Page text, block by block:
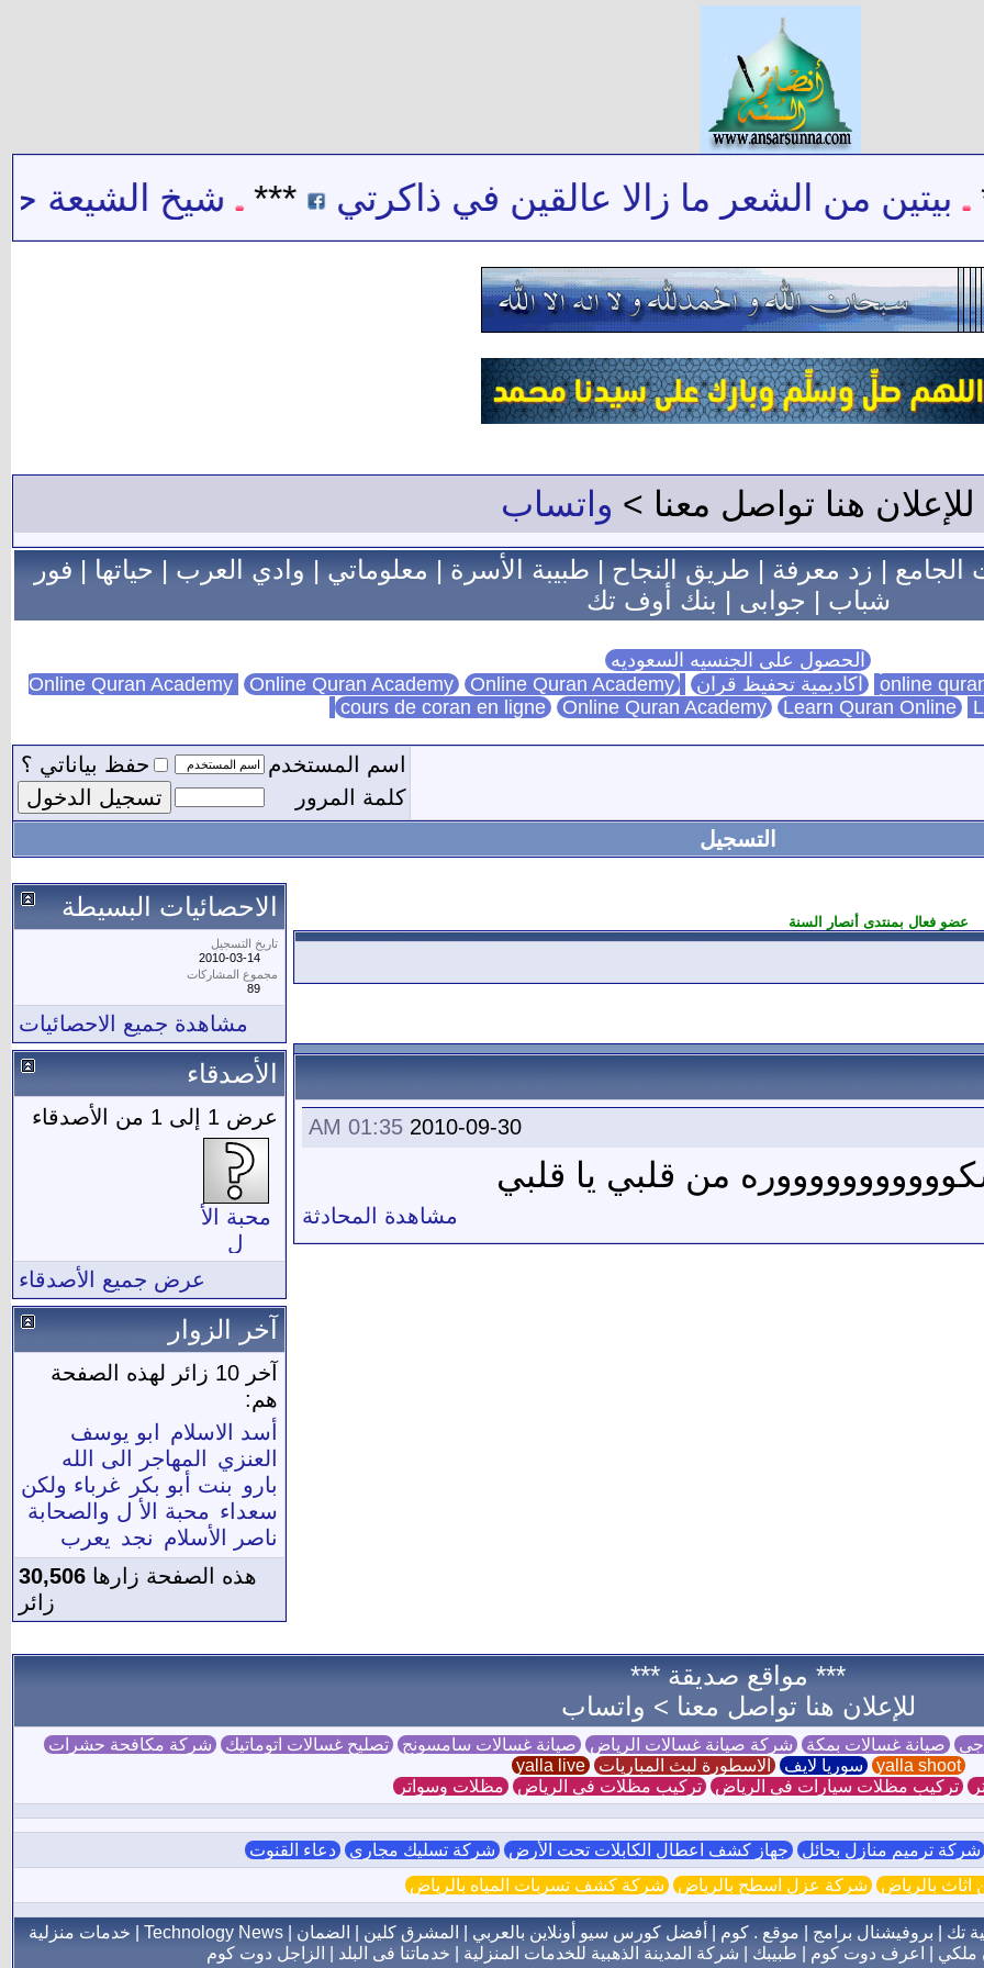
بيتين من الشعر ما زالا عالقين في ذاكرتي *** شيخ الشيعة
للإعلان هنا تواصل معنا > واتساب
الجامع|زد معرفة|طريق النجاح|طبيبة الأسرة|معلوماتي|وادي العرب|حياتها|فور
شباب | جوابى | بنك أوف تك
الحصول على الجنسيه السعوديه
اكاديمية تحفيظ قران Online Quran Academy Online Quran Academy
cours de coran en ligne Online Quran Academy Learn Quran Online
اسم المستخدم
حفظ بياناتي ؟
كلمة المرور
التسجيل
عضو فعال بمنتدى أنصار السنة
2010-09-30
01:35 AM
من قلبي يا قلبي
مشاهدة المحادثة
الاحصائيات البسيطة
تاريخ التسجيل
2010-03-14
مجموع المشاركات
89
مشاهدة جميع الاحصائيات
الأصدقاء
عرض 1 إلى 1 من الأصدقاء
محبة الأ
ل
والصحابةعرض جميع الأصدقاء
آخر الزوار
آخر 10 زائر لهذه الصفحة
هم:
أسد الاسلام
ابو يوسف
العنزي
المهاجر الى الله
بارو بنت أبو بكر
غرباء ولكن
سعداء محبة الأ ل والصحابة
ناصر الأسلام نجد يعرب
هذه الصفحة زارها 30,506
زائر
*** مواقع صديقة ***
للإعلان هنا تواصل معنا > واتساب
جي صيانة غسالات بمكة شركة صيانة غسالات الرياض صيانة غسالات سامسونج تصليح غسالات اتوماتيك شركة مكافحة حشرات
yalla shoot
سوريا لايف الاسطورة لبث المباريات yalla live
تركيب مظلات سيارات في الرياض تركيب مظلات في الرياض مظلات وسواتر
شركة ترميم منازل بحائل جهاز كشف اعطال الكابلات تحت الأرض شركة تسليك مجاري دعاء القنوت
بالرياض شركة عزل اسطح بالرياض شركة كشف تسربات المياه بالرياض
تك بروفيشنال برامج موقع . كوم أفضل كورس سيو أونلاين بالعربي المشرق كلين الضمان Technology News
خدمات منزلية
ملكي اعرف دوت كوم طبيبك شركة المدينة الذهبية للخدمات المنزلية خدماتنا فى البلد الزاجل دوت كوم